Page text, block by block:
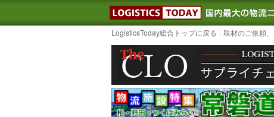
LOGISTICS
LogisticsToday総合トップに戻る 取材のご依頼